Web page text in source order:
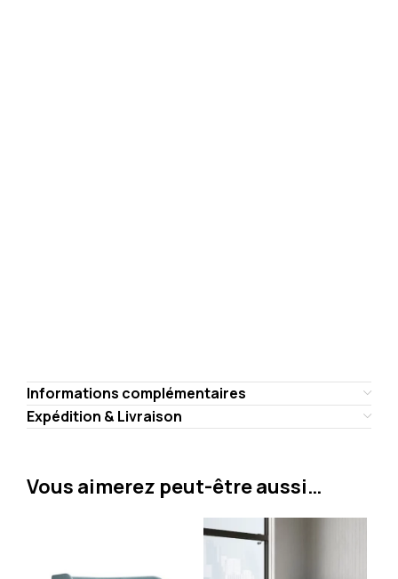
Informations complémentaires
Expédition & Livraison
Vous aimerez peut-être aussi…